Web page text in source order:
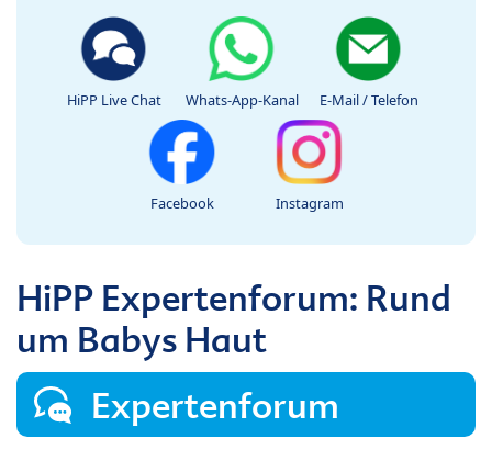
HiPP Live Chat Whats-App-Kanal E-Mail / Telefon
Facebook Instagram
HiPP Expertenforum: Rund
um Babys Haut
Expertenforum